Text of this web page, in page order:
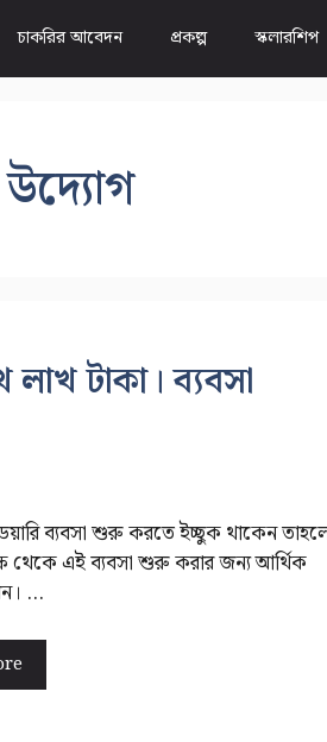
চাকরির আবেদন প্রকল্প স্কলারশিপ
টাকা। ব্যবসা
ব্যবসা শুরু করতে ইচ্ছুক থাকেন
থেকে এই ব্যবসা শুরু করার জন্য আর্থিক
…